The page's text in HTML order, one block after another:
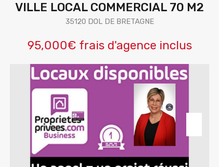
VILLE LOCAL COMMERCIAL 70 M2
35120 DOL DE BRETAGNE
95,000€ frais d'agence inclus